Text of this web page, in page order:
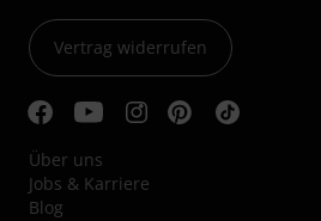
Vertrag widerrufen
Über uns
Jobs & Karriere
Blog